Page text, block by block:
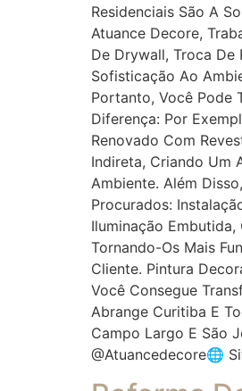
Residenciais São A
Atuance Decore,
De Drywall, Troca De
Sofisticação Ao
Portanto, Você Pode
Diferença: Por
Renovado Com
Indireta, Criando Um
Ambiente. Além
Procurados:
Iluminação Embutida,
Tornando-Os Mais
Cliente. Pintura
Você Consegue
Abrange Curitiba E
Campo Largo E São
@atuancedecore🌐